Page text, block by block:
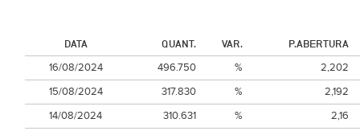
DATA QUANT. VAR. P.ABERTURA
16/08/2024 496.750 %
2,202
15/08/2024
317.830 %
2,192
14/08/2024
310.631 %
2,16